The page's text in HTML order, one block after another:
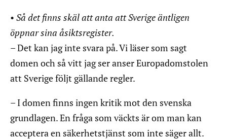
• Så det finns skäl att anta att Sverige äntligen
öppnar sina åsiktsregister.
– Det kan jag inte svara på. Vi läser som sagt
domen och så vitt jag ser anser Europadomstolen
att Sverige följt gällande regler.
– I domen finns ingen kritik mot den svenska
grundlagen. En fråga som väckts är om man kan
acceptera en säkerhetstjänst som inte säger allt.